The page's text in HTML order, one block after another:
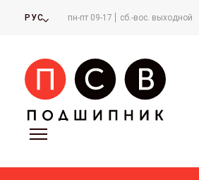
РУС пн-пт 09-17 сб.-вос. выходной